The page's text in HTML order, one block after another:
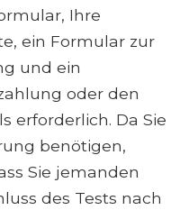
Ihre
ein Formular zur
und ein
oder den
erforderlich. Da Sie
benötigen,
Sie jemanden
des Tests nach